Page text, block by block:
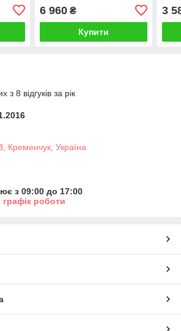
6 960₴
Купити
3
з 8 відгуків за рік
Кременчук, Україна
з 09:00 до 17:00
роботи